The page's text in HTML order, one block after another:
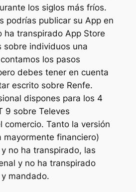
los siglos más fríos.
podrías publicar su App en
ha transpirado App Store
sobre individuos una
los pasos
debes tener en cuenta
escrito sobre Renfe.
dispones para los 4
9 sobre Televes
comercio. Tanto la versión
mayormente financiero)
no ha transpirado, las
y no ha transpirado
mandado.